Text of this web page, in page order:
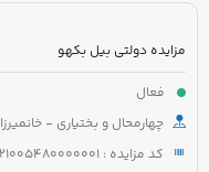
مزایده دولتی بیل بکهو
فعال
چهارمحال و بختیاری - خانمیرزا
کد مزایده : 5021005480000001